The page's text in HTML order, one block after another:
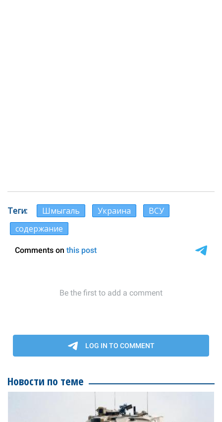
Теги Шмыгаль Украина
ВСУ
содержание
Новости по теме